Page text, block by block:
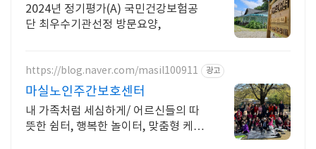
2024년 정기평가(A) 국민건강보험공
단 최우수기관선정 방문요양,
https://blog.naver.com/masil100911 광고
마실노인주간보호센터
내 가족처럼 세심하게/ 어르신들의 따
뜻한 쉼터, 행복한 놀이터, 맞춤형 케어